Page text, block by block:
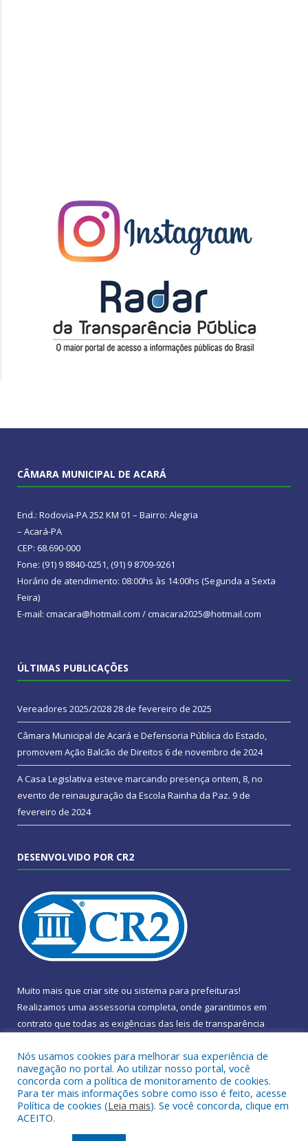
CÂMARA MUNICIPAL DE ACARÁ
End.: Rodovia-PA 252 KM 01 – Bairro: Alegria
– Acará-PA
CEP: 68.690-000
Fone: (91) 9 8840-0251, (91) 9 8709-9261
Horário de atendimento: 08:00hs às 14:00hs (Segunda a Sexta
Feira)
E-mail: cmacara@hotmail.com / cmacara2025@hotmail.com
ÚLTIMAS PUBLICAÇÕES
Vereadores 2025/202828 de fevereiro de 2025
Câmara Municipal de Acará e Defensoria Pública do Estado,
promovem Ação Balcão de Direitos 6 de novembro de 2024
A Casa Legislativa esteve marcando presença ontem, 8, no
evento de reinauguração da Escola Rainha da Paz. 9 de
fevereiro de 2024
DESENVOLVIDO POR CR2
Muito mais que criar site ou sistema para prefeituras!
Realizamos uma assessoria completa, onde garantimos em
contrato que todas as exigências das leis de transparência
Conheça oPNTPe oRadar da Transparência Pública
Nós usamos cookies para melhorar sua experiência de
navegação no portal. Ao utilizar nosso portal, você
concorda com a política de monitoramento de cookies.
Para ter mais informações sobre como isso é feito, acesse
Política de cookies (Leia mais). Se você concorda, clique em
ACEITO.